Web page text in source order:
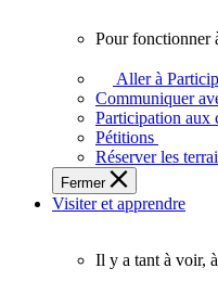
Ontariens.
fonctionner
plein
potentiel,
l'Assemblée
a
besoin
Pour fonctionner
Aller à
Communiquer
Participation aux
Pétitions
Réserver les
Fermer
Visiter et apprendre
Il y a tant à voir,